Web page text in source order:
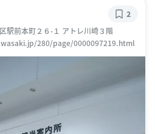
駅前本町２６-１ アトレ川崎３階
280/page/0000097219.html
2